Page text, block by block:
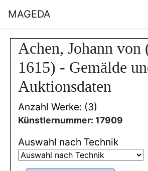
MAGEDA
Achen, Johann von
1615) - Gemälde
Auktionsdaten
Anzahl Werke: (3)
Künstlernummer: 17909
Auswahl nach Technik